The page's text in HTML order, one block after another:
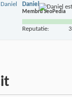
Daniel
Membru SeoPedia
Reputatie: